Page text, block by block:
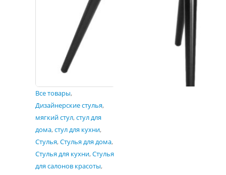
Все товары,
Дизайнерские стулья,
мягкий стул,стул для
дома,стул для кухни,
Стулья,Стулья для дома,
Стулья для кухни,Стулья
для салонов красоты,